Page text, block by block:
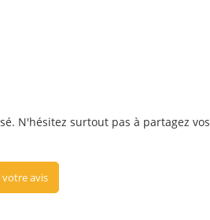
N'hésitez surtout pas à partagez vos
avis